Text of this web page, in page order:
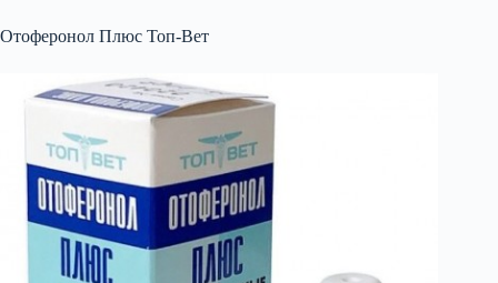
Отоферонол Плюс Топ-Вет